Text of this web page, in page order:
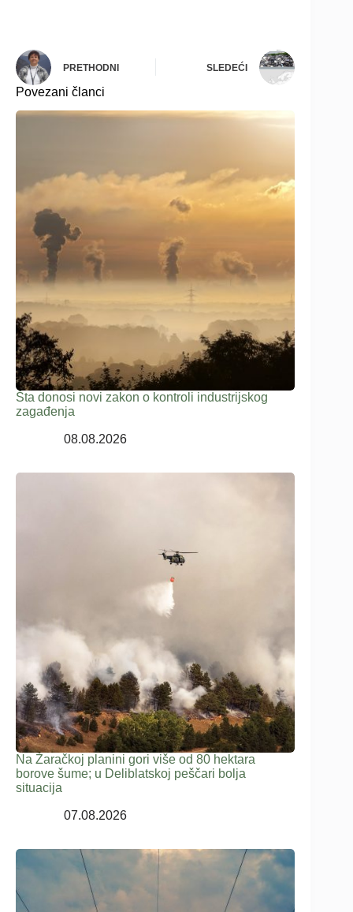
PRETHODNI SLEDEĆI
Povezani članci
Šta donosi novi zakon o kontroli industrijskog
zagađenja
08.08.2026
Na Žaračkoj planini gori više od 80 hektara
borove šume; u Deliblatskoj peščari bolja
situacija
07.08.2026